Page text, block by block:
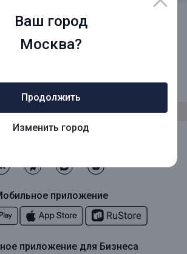
Ваш город
Москва?
Продолжить
Изменить город
приложение
приложение для Бизнеса